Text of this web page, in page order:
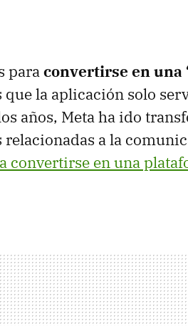
paraconvertirse en una
la aplicación solo
años, Meta ha ido
a la
convertirse en una